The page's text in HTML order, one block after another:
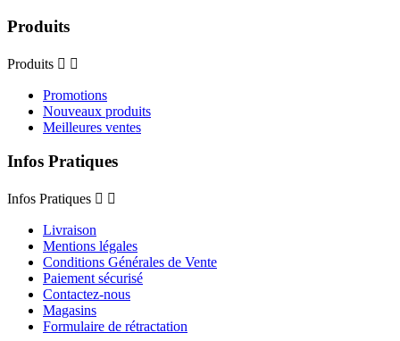
Produits
Produits  
Promotions
Nouveaux produits
Meilleures ventes
Infos Pratiques
Infos Pratiques  
Livraison
Mentions légales
Conditions Générales de Vente
Paiement sécurisé
Contactez-nous
Magasins
Formulaire de rétractation